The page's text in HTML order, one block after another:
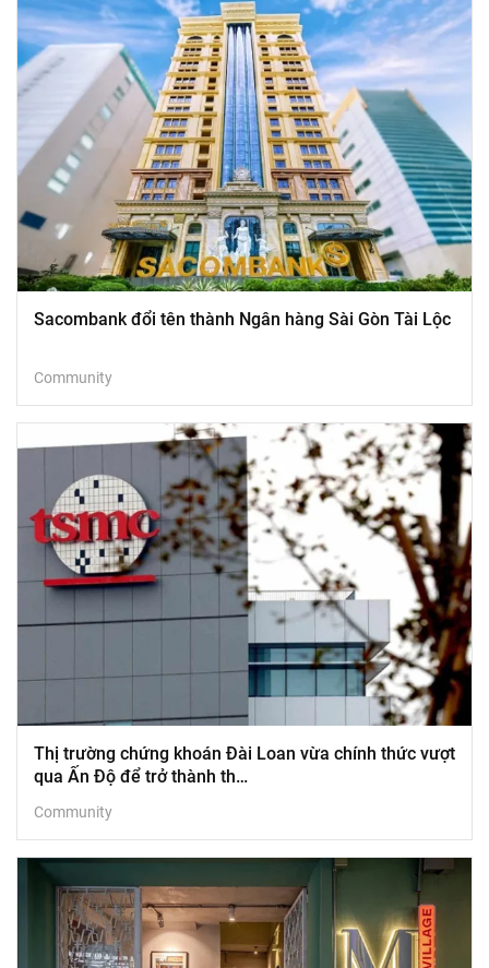
Sacombank đổi tên thành Ngân hàng Sài Gòn Tài Lộc
Community
Thị trường chứng khoán Đài Loan vừa chính thức vượt
qua Ấn Độ để trở thành th…
Community